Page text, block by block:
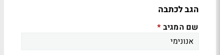
הגב לכתבה
שם המגיב *